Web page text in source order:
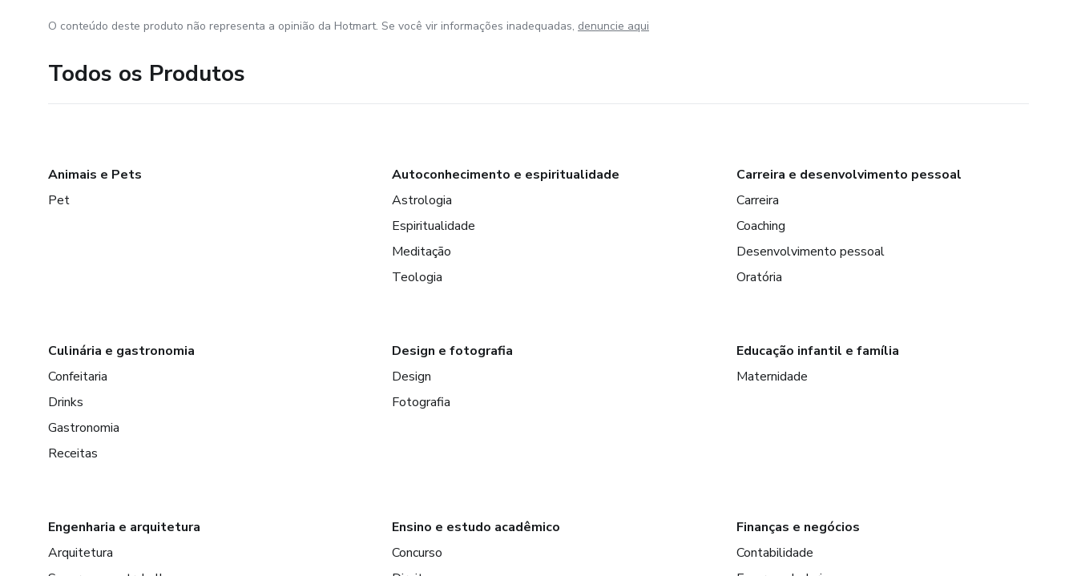
O conteúdo deste produto não representa a opinião da Hotmart. Se você vir informações inadequadas, denuncie aqui
Todos os Produtos
Animais e Pets
Pet
Autoconhecimento e espiritualidade
Astrologia
Espiritualidade
Meditação
Teologia
Carreira e desenvolvimento pessoal
Carreira
Coaching
Desenvolvimento pessoal
Oratória
Culinária e gastronomia
Confeitaria
Drinks
Gastronomia
Receitas
Design e fotografia
Design
Fotografia
Educação infantil e família
Maternidade
Engenharia e arquitetura
Arquitetura
Ensino e estudo acadêmico
Concurso
Finanças e negócios
Contabilidade